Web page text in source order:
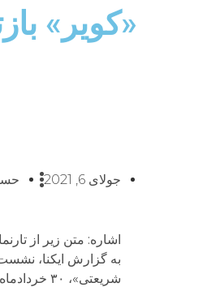
«کویر»
جولای 6, 2021
اشاره: متن زیر از
به گزارش ایکنا،
شریعتی»، ۳۰ خردادماه با سخنرانی جمعی از اندیشمندان به صورت مجازی برگزار شد. در ادامه متن سخنان فرامرز معتمد دزفولی را می‌خوانید؛